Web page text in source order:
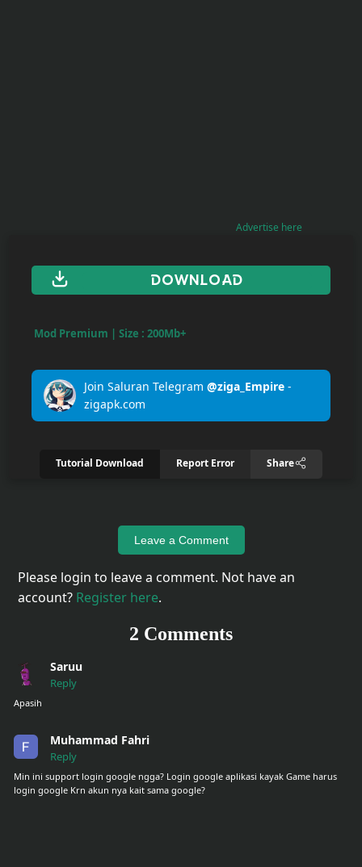
Anime
Download
Advertise here
DOWNLOAD
Mod Premium | Size : 200Mb+
Join Saluran Telegram @ziga_Empire-
zigapk.com
Tutorial Download Report Error Share
Leave a Comment
Please login to leave a comment. Not have an
account? Register here.
2 Comments
Saruu
Reply
Apasih
Muhammad Fahri
Reply
Min ini support login google ngga? Login google aplikasi kayak Game harus
login google Krn akun nya kait sama google?